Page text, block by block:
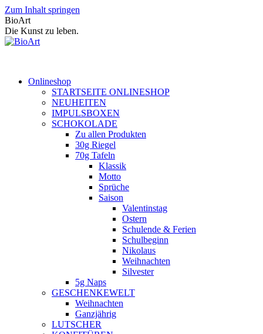
Zum Inhalt springen
BioArt
Die Kunst zu leben.
Onlineshop
STARTSEITE ONLINESHOP
NEUHEITEN
IMPULSBOXEN
SCHOKOLADE
Zu allen Produkten
30g Riegel
70g Tafeln
Klassik
Motto
Sprüche
Saison
Valentinstag
Ostern
Schulende & Ferien
Schulbeginn
Nikolaus
Weihnachten
Silvester
5g Naps
GESCHENKEWELT
Weihnachten
Ganzjährig
LUTSCHER